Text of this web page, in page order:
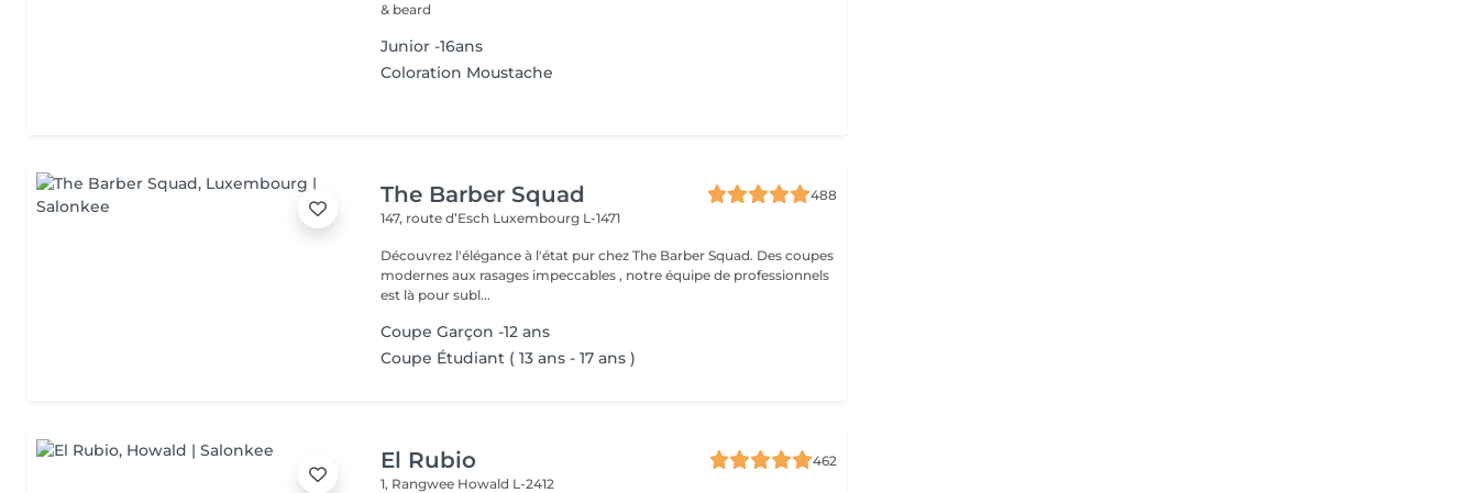
& beard
Junior -16ans
Coloration Moustache
The Barber Squad
488
147, route d’Esch Luxembourg L-1471
Découvrez l'élégance à l'état pur chez The Barber Squad. Des coupes
modernes aux rasages impeccables , notre équipe de professionnels
est là pour subl...
Coupe Garçon -12 ans
Coupe Étudiant ( 13 ans - 17 ans )
El Rubio
462
1, Rangwee Howald L-2412